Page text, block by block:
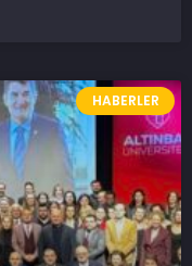
HABERLER